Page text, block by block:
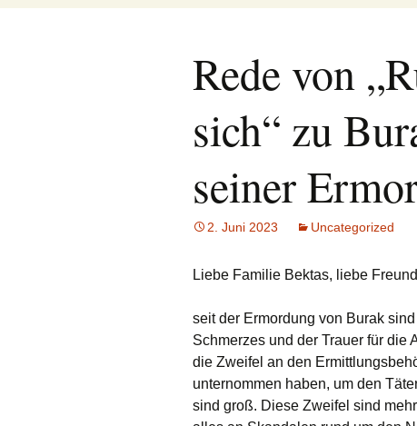
Rede von
sich“ zu
seiner
2. Juni 2023 Uncategorized
Liebe Familie Bektas, liebe
seit der Ermordung von Burak
Schmerzes und der Trauer für die
die Zweifel an den
unternommen haben, um den
sind groß. Diese Zweifel sind